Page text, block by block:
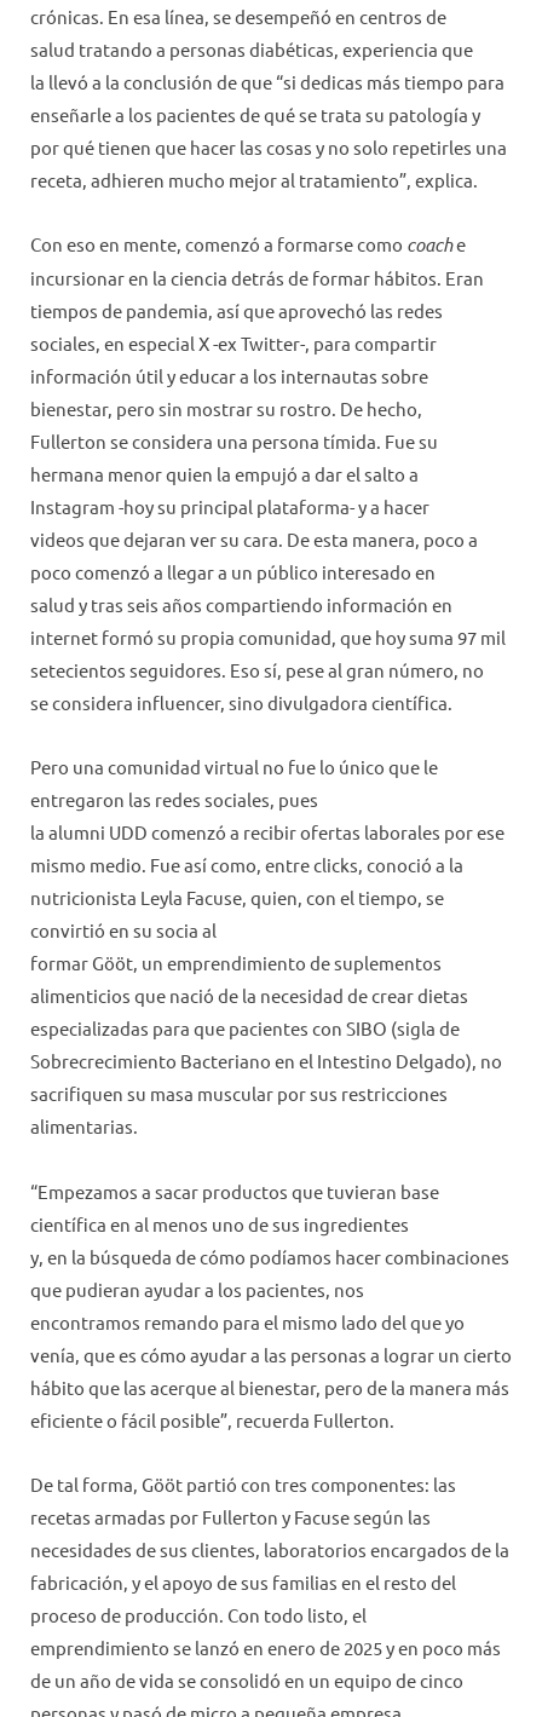
crónicas. En esa línea, se desempeñó en centros de
salud tratando a personas diabéticas, experiencia que
la llevó a la conclusión de que “si dedicas más tiempo para
enseñarle a los pacientes de qué se trata su patología y
por qué tienen que hacer las cosas y no solo repetirles una
receta, adhieren mucho mejor al tratamiento”, explica.
Con eso en mente, comenzó a formarse como coache
incursionar en la ciencia detrás de formar hábitos. Eran
tiempos de pandemia, así que aprovechó las redes
sociales, en especial X -ex Twitter-, para compartir
información útil y educar a los internautas sobre
bienestar, pero sin mostrar su rostro. De hecho,
Fullerton se considera una persona tímida. Fue su
hermana menor quien la empujó a dar el salto a
Instagram -hoy su principal plataforma- y a hacer
videos que dejaran ver su cara. De esta manera, poco a
poco comenzó a llegar a un público interesado en
salud y tras seis años compartiendo información en
internet formó su propia comunidad, que hoy suma 97 mil
setecientos seguidores. Eso sí, pese al gran número, no
se considera influencer, sino divulgadora científica.
Pero una comunidad virtual no fue lo único que le
entregaron las redes sociales, pues
la alumni UDD comenzó a recibir ofertas laborales por ese
mismo medio. Fue así como, entre clicks, conoció a la
nutricionista Leyla Facuse, quien, con el tiempo, se
convirtió en su socia al
formar Gööt, un emprendimiento de suplementos
alimenticios que nació de la necesidad de crear dietas
especializadas para que pacientes con SIBO (sigla de
Sobrecrecimiento Bacteriano en el Intestino Delgado), no
sacrifiquen su masa muscular por sus restricciones
alimentarias.
“Empezamos a sacar productos que tuvieran base
científica en al menos uno de sus ingredientes
y, en la búsqueda de cómo podíamos hacer combinaciones
que pudieran ayudar a los pacientes, nos
encontramos remando para el mismo lado del que yo
venía, que es cómo ayudar a las personas a lograr un cierto
hábito que las acerque al bienestar, pero de la manera más
eficiente o fácil posible”, recuerda Fullerton.
De tal forma, Gööt partió con tres componentes: las
recetas armadas por Fullerton y Facuse según las
necesidades de sus clientes, laboratorios encargados de la
fabricación, y el apoyo de sus familias en el resto del
proceso de producción. Con todo listo, el
emprendimiento se lanzó en enero de 2025 y en poco más
de un año de vida se consolidó en un equipo de cinco